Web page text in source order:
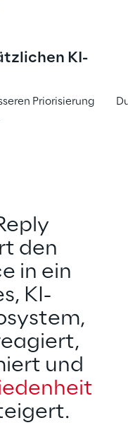
KI-
Priorisierung
den
in ein
KI-
und